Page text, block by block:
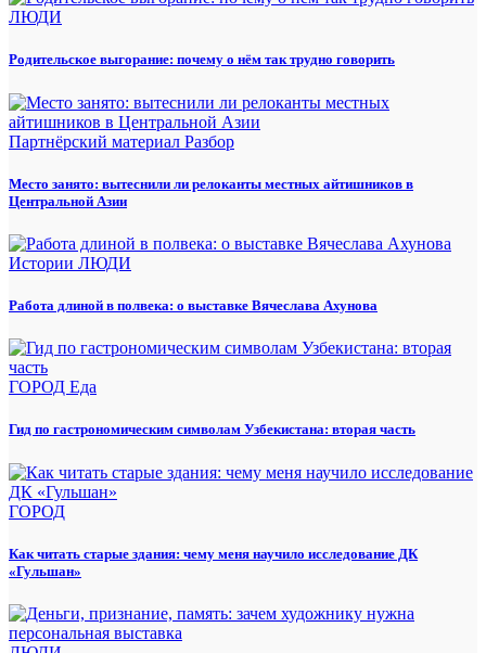
ЛЮДИ
Родительское выгорание: почему о нём так трудно говорить
Партнёрский материал Разбор
Место занято: вытеснили ли релоканты местных айтишников в
Центральной Азии
Истории ЛЮДИ
Работа длиной в полвека: о выставке Вячеслава Ахунова
ГОРОД Еда
Гид по гастрономическим символам Узбекистана: вторая часть
ГОРОД
Как читать старые здания: чему меня научило исследование ДК
«Гульшан»